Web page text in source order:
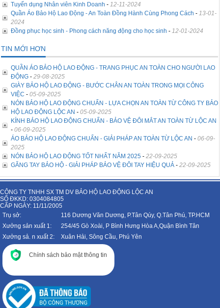
Tuyển dụng Nhân viên Kinh Doanh - 12-11-2024
Quần Áo Bảo Hộ Lao Động - An Toàn Đồng Hành Cùng Phong Cách - 13-01-
2024
Đồng phục học sinh - Phong cách năng động cho học sinh - 12-01-2024
TIN MỚI HƠN
QUẦN ÁO BẢO HỘ LAO ĐỘNG - TRANG PHỤC AN TOÀN CHO NGƯỜI LAO
ĐỘNG - 29-08-2025
GIÀY BẢO HỘ LAO ĐỘNG - BƯỚC CHÂN AN TOÀN TRONG MỌI CÔNG
VIỆC - 05-09-2025
NÓN BẢO HỘ LAO ĐỘNG CHUẨN - LỰA CHỌN AN TOÀN TỪ CÔNG TY BẢO
HỘ LAO ĐỘNG LỘC AN - 05-09-2025
KÍNH BẢO HỘ LAO ĐỘNG CHUẨN - BẢO VỆ ĐÔI MẮT AN TOÀN TỪ LỘC AN
- 06-09-2025
ÁO BẢO HỘ LAO ĐỘNG CHUẨN - GIẢI PHÁP AN TOÀN TỪ LỘC AN - 06-09-
2025
NÓN BẢO HỘ LAO ĐỘNG TỐT NHẤT NĂM 2025 - 22-09-2025
GĂNG TAY BẢO HỘ - GIẢI PHÁP BẢO VỆ ĐÔI TAY HIỆU QUẢ - 22-09-2025
CÔNG TY TNHH SX TM DV BẢO HỘ LAO ĐỘNG LỘC AN
SỐ ĐKKD: 0304084805
CẤP NGÀY: 11/11/2005
Trụ sở:
116 Dương Văn Dương, P.Tân Qúy, Q.Tân Phú, TP.HCM
Xưởng sản xuất 1:
254/45 Gò Xoài, P Bình Hưng Hòa A,Quận Bình Tân
Xưởng sả. n xuất 2:
Xuân Hải, Sông Cầu, Phú Yên
Chính sách bảo mật thông tin